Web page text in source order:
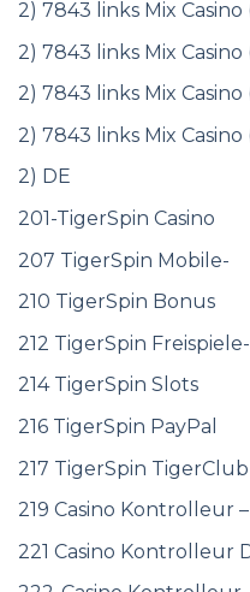
2) 7843 links Mix Casino
2) 7843 links Mix Casino
2) 7843 links Mix Casino
2) 7843 links Mix Casino
2) DE
201-TigerSpin Casino
207 TigerSpin Mobile-
210 TigerSpin Bonus
212 TigerSpin Freispiele-
214 TigerSpin Slots
216 TigerSpin PayPal
217 TigerSpin
219 Casino Kontrolleur –
221 Casino Kontrolleur